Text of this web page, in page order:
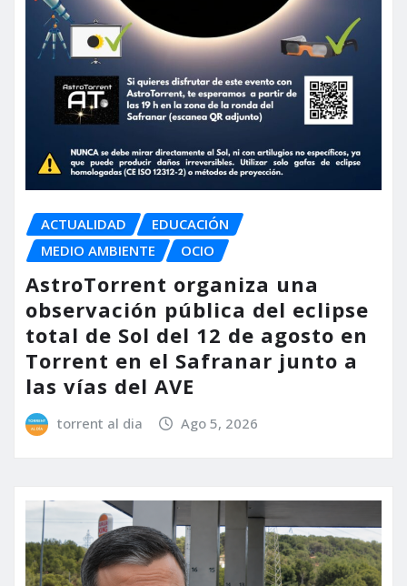
ACTUALIDAD
EDUCACIÓN
MEDIO AMBIENTE
OCIO
AstroTorrent organiza una
observación pública del eclipse
total de Sol del 12 de agosto en
Torrent en el Safranar junto a
las vías del AVE
torrent al dia Ago 5, 2026